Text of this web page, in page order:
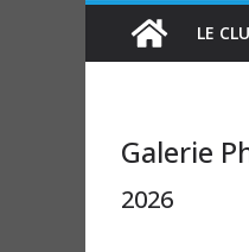
LE
Galerie
2026